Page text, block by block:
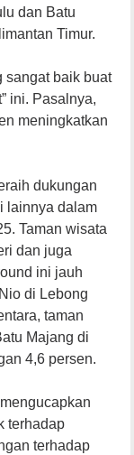
dan Batu
Timur.
sangat baik buat
ini. Pasalnya,
meningkatkan
dukungan
lainnya dalam
Taman wisata
dan juga
ini jauh
di Lebong
taman
Majang di
4,6 persen.
terhadap
terhadap